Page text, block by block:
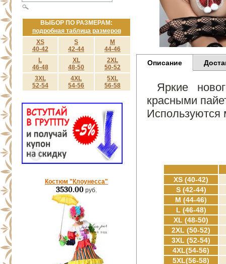
ВЫБОР ПО РАЗМЕРАМ:
подробная таблица размеров
XS
40-42
S
42-44
M
44-46
L
46-48
XL
48-50
2XL
50-52
3XL
52-54
4XL
54-56
5XL
56-58
Костюм "Клоунесса"
3530.00 руб.
Описание
Яркие
красными
Используются
XS (40-42)
S (42-44)
M (44-46)
L (46-48)
XL (48-50)
2XL (50-52)
3XL (52-54)
4XL(54-56)
5XL(56-58)